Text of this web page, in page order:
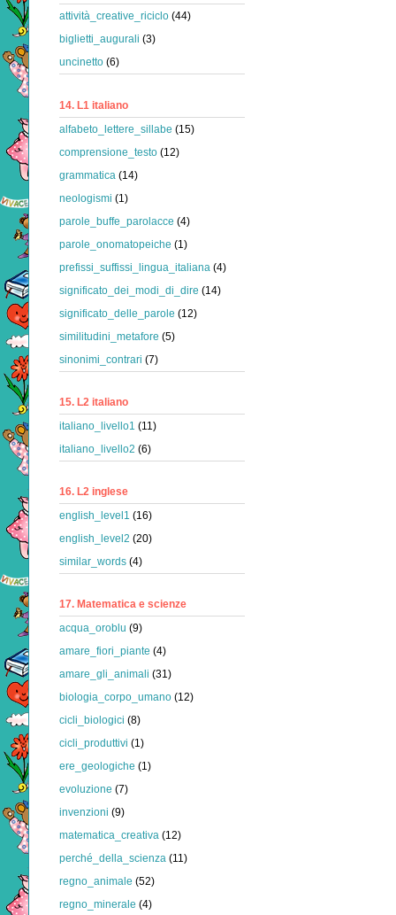
attività_creative_riciclo (44)
biglietti_augurali (3)
uncinetto (6)
14. L1 italiano
alfabeto_lettere_sillabe (15)
comprensione_testo (12)
grammatica (14)
neologismi (1)
parole_buffe_parolacce (4)
parole_onomatopeiche (1)
prefissi_suffissi_lingua_italiana (4)
significato_dei_modi_di_dire (14)
significato_delle_parole (12)
similitudini_metafore (5)
sinonimi_contrari (7)
15. L2 italiano
italiano_livello1 (11)
italiano_livello2 (6)
16. L2 inglese
english_level1 (16)
english_level2 (20)
similar_words (4)
17. Matematica e scienze
acqua_oroblu (9)
amare_fiori_piante (4)
amare_gli_animali (31)
biologia_corpo_umano (12)
cicli_biologici (8)
cicli_produttivi (1)
ere_geologiche (1)
evoluzione (7)
invenzioni (9)
matematica_creativa (12)
perché_della_scienza (11)
regno_animale (52)
regno_minerale (4)